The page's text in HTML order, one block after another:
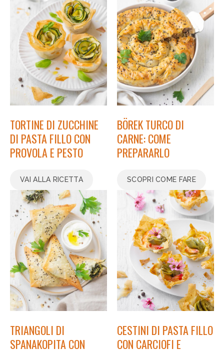
TORTINE DI ZUCCHINE
DI PASTA FILLO CON
PROVOLA E PESTO
VAI ALLA RICETTA
BÖREK TURCO DI
CARNE: COME
PREPARARLO
SCOPRI COME FARE
TRIANGOLI DI
SPANAKOPITA CON
CESTINI DI PASTA FILLO
CON CARCIOFI E